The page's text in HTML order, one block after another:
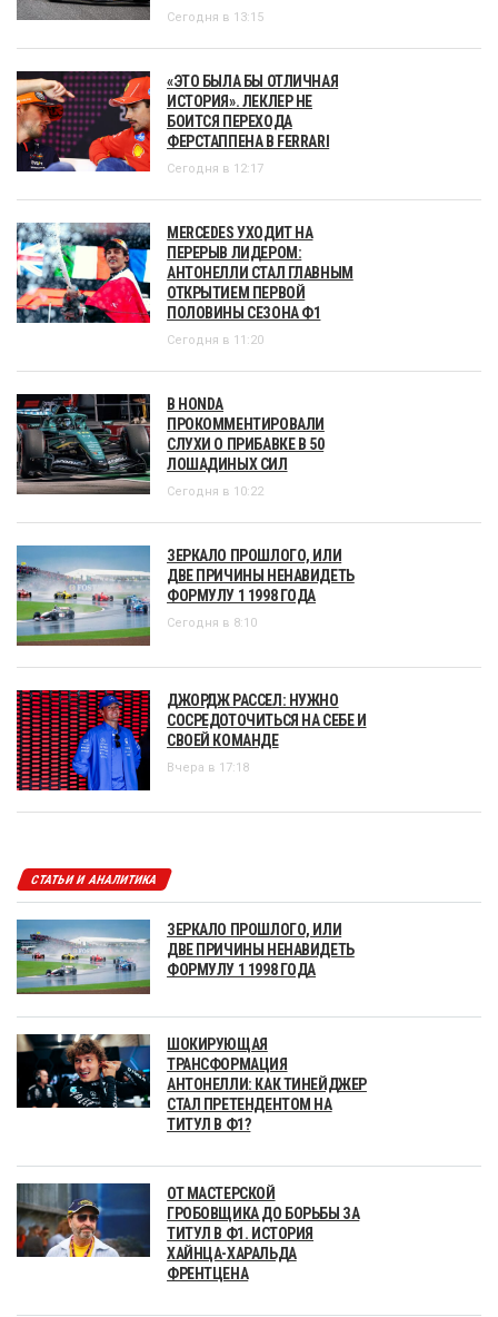
Сегодня в 13:15
«ЭТО БЫЛА БЫ ОТЛИЧНАЯ
ИСТОРИЯ». ЛЕКЛЕР НЕ
БОИТСЯ ПЕРЕХОДА
ФЕРСТАППЕНА В FERRARI
Сегодня в 12:17
MERCEDES УХОДИТ НА
ПЕРЕРЫВ ЛИДЕРОМ:
АНТОНЕЛЛИ СТАЛ ГЛАВНЫМ
ОТКРЫТИЕМ ПЕРВОЙ
ПОЛОВИНЫ СЕЗОНА Ф1
Сегодня в 11:20
В HONDA
ПРОКОММЕНТИРОВАЛИ
СЛУХИ О ПРИБАВКЕ В 50
ЛОШАДИНЫХ СИЛ
Сегодня в 10:22
ЗЕРКАЛО ПРОШЛОГО, ИЛИ
ДВЕ ПРИЧИНЫ НЕНАВИДЕТЬ
ФОРМУЛУ 1 1998 ГОДА
Сегодня в 8:10
ДЖОРДЖ РАССЕЛ: НУЖНО
СОСРЕДОТОЧИТЬСЯ НА СЕБЕ И
СВОЕЙ КОМАНДЕ
Вчера в 17:18
СТАТЬИ И АНАЛИТИКА
ЗЕРКАЛО ПРОШЛОГО, ИЛИ
ДВЕ ПРИЧИНЫ НЕНАВИДЕТЬ
ФОРМУЛУ 1 1998 ГОДА
ШОКИРУЮЩАЯ
ТРАНСФОРМАЦИЯ
АНТОНЕЛЛИ: КАК ТИНЕЙДЖЕР
СТАЛ ПРЕТЕНДЕНТОМ НА
ТИТУЛ В Ф1?
ОТ МАСТЕРСКОЙ
ГРОБОВЩИКА ДО БОРЬБЫ ЗА
ТИТУЛ В Ф1. ИСТОРИЯ
ХАЙНЦА-ХАРАЛЬДА
ФРЕНТЦЕНА